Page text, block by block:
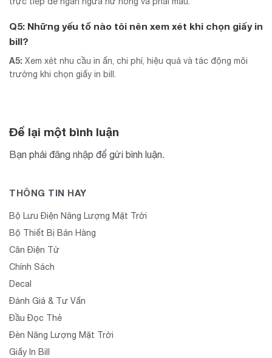
Q5: Những yếu tố nào tôi nên xem xét khi chọn giấy in
bill?
A5: Xem xét nhu cầu in ấn, chi phí, hiệu quả và tác động môi
trường khi chọn giấy in bill.
Để lại một bình luận
Bạn phải đăng nhập để gửi bình luận.
THÔNG TIN HAY
Bộ Lưu Điện Năng Lượng Mặt Trời
Bộ Thiết Bị Bán Hàng
Cân Điện Tử
Chính Sách
Decal
Đánh Giá & Tư Vấn
Đầu Đọc Thẻ
Đèn Năng Lượng Mặt Trời
Giấy In Bill